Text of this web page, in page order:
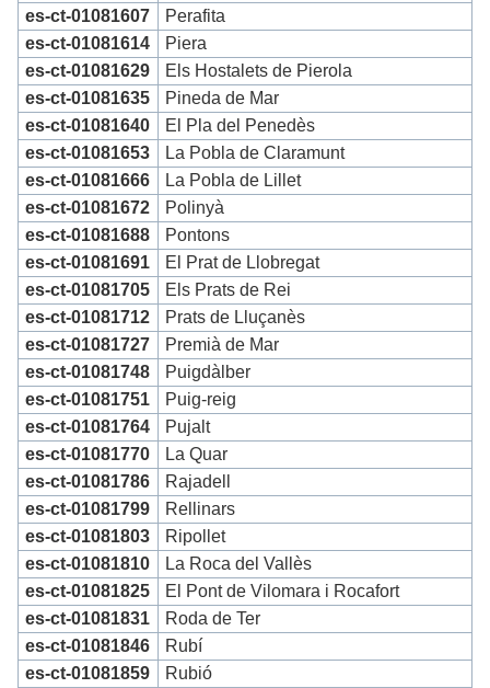
es-ct-01081607
Perafita
es-ct-01081614
Piera
es-ct-01081629
Els Hostalets de Pierola
es-ct-01081635
Pineda de Mar
es-ct-01081640
El Pla del Penedès
es-ct-01081653
La Pobla de Claramunt
es-ct-01081666
La Pobla de Lillet
es-ct-01081672
Polinyà
es-ct-01081688
Pontons
es-ct-01081691
El Prat de Llobregat
es-ct-01081705
Els Prats de Rei
es-ct-01081712
Prats de Lluçanès
es-ct-01081727
Premià de Mar
es-ct-01081748
Puigdàlber
es-ct-01081751
Puig-reig
es-ct-01081764
Pujalt
es-ct-01081770
La Quar
es-ct-01081786
Rajadell
es-ct-01081799
Rellinars
es-ct-01081803
Ripollet
es-ct-01081810
La Roca del Vallès
es-ct-01081825
El Pont de Vilomara i Rocafort
es-ct-01081831
Roda de Ter
es-ct-01081846
Rubí
es-ct-01081859
Rubió